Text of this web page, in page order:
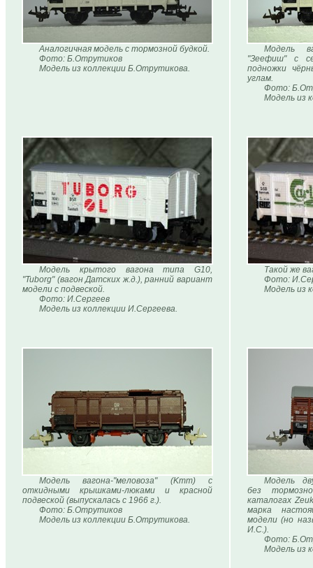
Аналогичная модель с тормозной будкой.
Фото: Б.Отрутиков
Модель из коллекции Б.Отрутикова.
Модель
"Зеефиш" с
подножки
углам.
Фото:
Модель из
Модель крытого вагона типа G10,
"Tuborg" (вагон Датских ж.д.), ранний вариант
модели с подвеской.
Фото: И.Сергеев
Модель из коллекции И.Сергеева.
Такой же
Фото:
Модель из
Модель вагона-"меловоза" (Kmm) с
откидными крышками-люками и красной
подвеской (выпускалась с 1966 г.).
Фото: Б.Отрутиков
Модель из коллекции Б.Отрутикова.
Модель
без
каталогах
марка
модели (но
И.С.).
Фото:
Модель из